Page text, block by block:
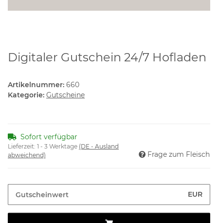
Digitaler Gutschein 24/7 Hofladen
Artikelnummer: 660
Kategorie: Gutscheine
Sofort verfügbar
Lieferzeit: 1 - 3 Werktage (DE - Ausland
abweichend)
Frage zum Fleisch
EUR